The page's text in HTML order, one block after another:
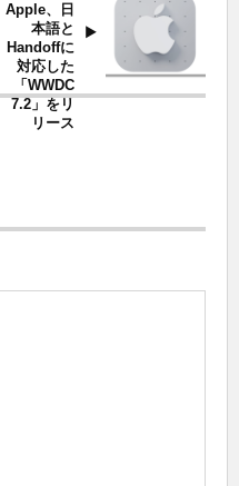
Apple、日
本語と
Handoffに
対応した
「WWDC
7.2」をリ
リース